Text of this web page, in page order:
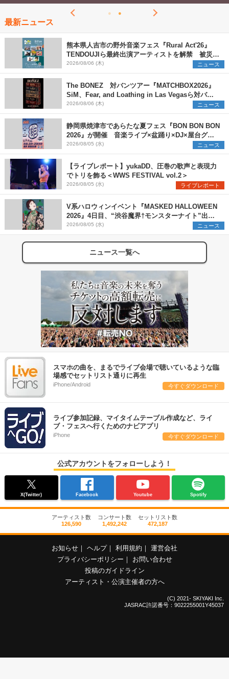
最新ニュース
熊本県人吉市の野外音楽フェス『Rural Act'26』
TENDOUJIら最終出演アーティストを解禁 被災地
支援プロジェクトの始動も発表
2026/08/06 (木) ニュース
The BONEZ 対バンツアー『MATCHBOX2026』
SiM、Fear, and Loathing in Las Vegasら対バン
アーティストを一斉解禁
2026/08/06 (木) ニュース
静岡県焼津市であらたな夏フェス『BON BON BON
2026』が開催 音楽ライブ×盆踊り×DJ×屋台グル
メ×ランタンナイトで彩る2日間
2026/08/05 (水) ニュース
【ライブレポート】yukaDD、圧巻の歌声と表現力
でトリを飾る＜WWS FESTIVAL vol.2＞
2026/08/05 (水) ライブレポート
V系ハロウィンイベント『MASKED HALLOWEEN
2026』4日目、“渋谷魔界†モンスターナイト”出演6
組を発表
2026/08/05 (水) ニュース
ニュース一覧へ
スマホの曲を、まるでライブ会場で聴いているような臨
場感でセットリスト通りに再生
iPhone/Android 今すぐダウンロード
ライブ参加記録、マイタイムテーブル作成など、ライ
ブ・フェスへ行くためのナビアプリ
iPhone 今すぐダウンロード
公式アカウントをフォローしよう！
X(Twitter) Facebook Youtube Spotify
アーティスト数
126,590
コンサート数
1,492,242
セットリスト数
472,187
お知らせ ｜ ヘルプ｜ 利用規約 ｜ 運営会社
プライバシーポリシー ｜
お問い合わせ
投稿のガイドライン
アーティスト・公演主催者の方へ
(C) 2021- SKIYAKI Inc.
JASRAC許諾番号：9022255001Y45037